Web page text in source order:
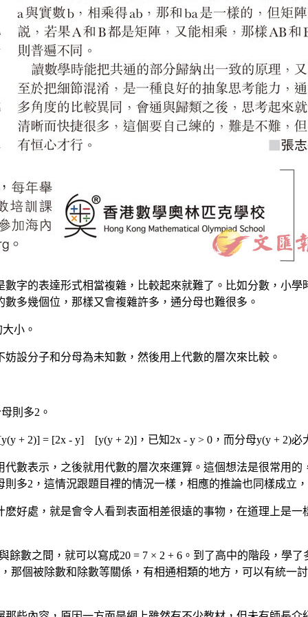
數字的表達形式相當複雜，比較起來就難了。比如分數，
多幾個位，那樣又會複雜許多，通分母也難很多。
小。
設分子和分母為未知數，然後用上代數的層次來比較。
則多2。
2)] = [2x - y] [y(y + 2)]，已知2x - y > 0，而分母y(y + 2)必
數表示，之後就用代數的層次來運算。這個想法是很常用
2，這情況跟題目裡的情況一樣，相應的推論也同樣成立
好處，就是會令人看到表面相差很遠的事物，在道理上是
數之間，就可以寫成20 = 7 × 2 + 6。到了高中的階段，學
那個被除數和除數等關係，有相通相類的地方，可以有統